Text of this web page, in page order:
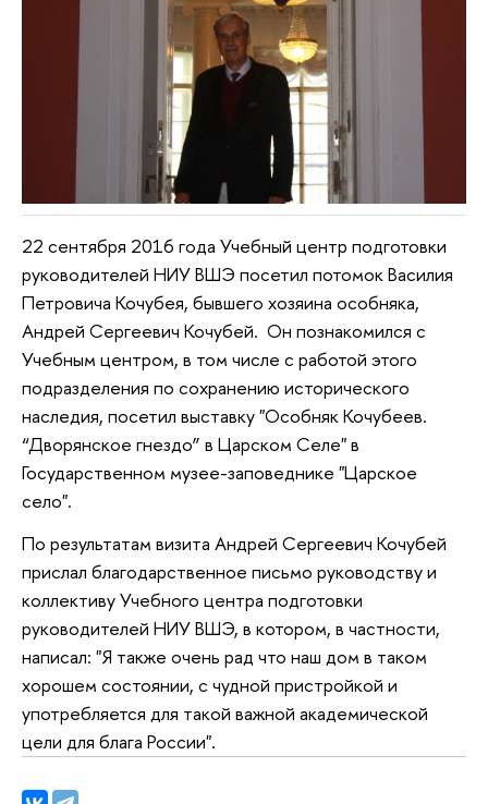
22 сентября 2016 года Учебный центр подготовки
руководителей НИУ ВШЭ посетил потомок Василия
Петровича Кочубея, бывшего хозяина особняка,
Андрей Сергеевич Кочубей. Он познакомился с
Учебным центром, в том числе с работой этого
подразделения по сохранению исторического
наследия, посетил выставку "Особняк Кочубеев.
“Дворянское гнездо” в Царском Селе" в
Государственном музее-заповеднике "Царское
село".
По результатам визита Андрей Сергеевич Кочубей
прислал благодарственное письмо руководству и
коллективу Учебного центра подготовки
руководителей НИУ ВШЭ, в котором, в частности,
написал: "Я также очень рад что наш дом в таком
хорошем состоянии, с чудной пристройкой и
употребляется для такой важной академической
цели для блага России".